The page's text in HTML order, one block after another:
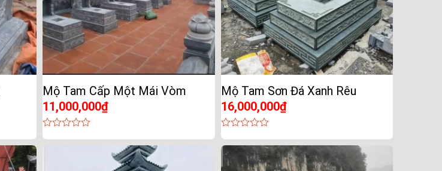
Mộ Tam Cấp Một Mái Vòm
11,000,000₫
0
Mộ Tam Sơn Đá Xanh Rêu
16,000,000₫
0
out
of
5